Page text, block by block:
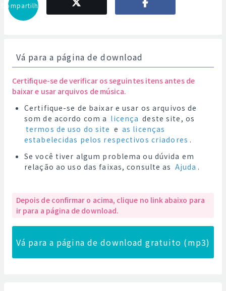
Compartilhar
Vá para a página de download
Certifique-se de verificar os seguintes itens antes de
baixar e usar arquivos de música.
Certifique-se de baixar e usar os arquivos de
som de acordo com a licença deste site, os
termos de uso do site e as licenças
estabelecidas pelos respectivos criadores .
Se você tiver algum problema ou dúvida em
relação ao uso das faixas, consulte as Ajuda .
Depois de confirmar o acima, clique no link abaixo para
ir para a página de download.
Vá para a página de download gratuito (mp3)